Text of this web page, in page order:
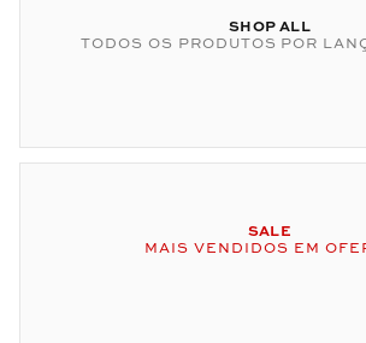
SHOP ALL
TODOS OS PRODUTOS POR
SALE
MAIS VENDIDOS EM